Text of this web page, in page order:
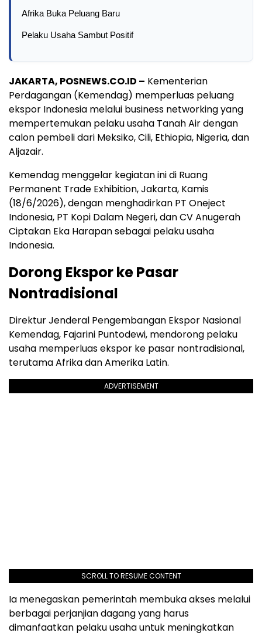
Afrika Buka Peluang Baru
Pelaku Usaha Sambut Positif
JAKARTA, POSNEWS.CO.ID – Kementerian
Perdagangan (Kemendag) memperluas peluang
ekspor Indonesia melalui business networking yang
mempertemukan pelaku usaha Tanah Air dengan
calon pembeli dari Meksiko, Cili, Ethiopia, Nigeria, dan
Aljazair.
Kemendag menggelar kegiatan ini di Ruang
Permanent Trade Exhibition, Jakarta, Kamis
(18/6/2026), dengan menghadirkan PT Oneject
Indonesia, PT Kopi Dalam Negeri, dan CV Anugerah
Ciptakan Eka Harapan sebagai pelaku usaha
Indonesia.
Dorong Ekspor ke Pasar
Nontradisional
Direktur Jenderal Pengembangan Ekspor Nasional
Kemendag, Fajarini Puntodewi, mendorong pelaku
usaha memperluas ekspor ke pasar nontradisional,
terutama Afrika dan Amerika Latin.
ADVERTISEMENT
SCROLL TO RESUME CONTENT
Ia menegaskan pemerintah membuka akses melalui
berbagai perjanjian dagang yang harus
dimanfaatkan pelaku usaha untuk meningkatkan